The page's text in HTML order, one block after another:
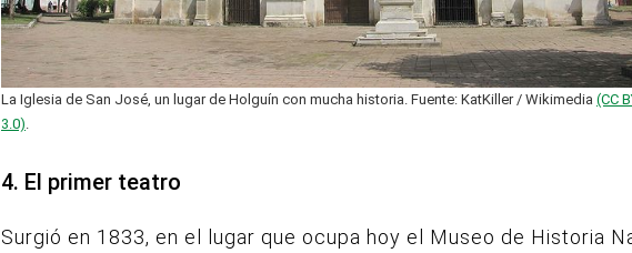
La Iglesia de San José, un lugar de Holguín con mucha historia. Fuente: KatKiller / Wikimedia (CC
3.0)
4. El primer teatro
Surgió en 1833, en el lugar que ocupa hoy el Museo de Historia